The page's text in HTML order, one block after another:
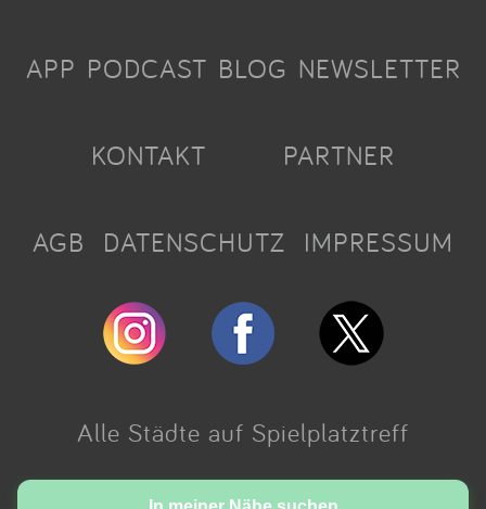
APP PODCAST BLOG NEWSLETTER
KONTAKT PARTNER
AGB DATENSCHUTZ IMPRESSUM
Alle Städte auf Spielplatztreff